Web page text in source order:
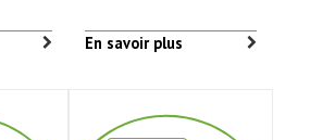
En savoir plus